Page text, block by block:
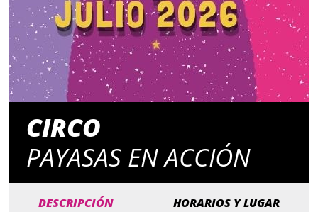
CIRCO
PAYASAS EN ACCIÓN
DESCRIPCIÓN HORARIOS Y LUGAR